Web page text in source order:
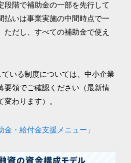
段階で補助金の一部を先行して
払いは事業実施の中間時点で一
ただし、すべての補助金で使え
いる制度については、中小企業
要領でご確認ください（最新情
わります）。
金・給付金支援メニュー」